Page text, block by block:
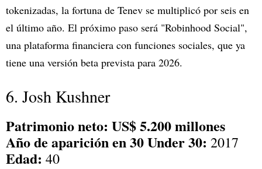
tokenizadas, la fortuna de Tenev se multiplicó por seis en
el último año. El próximo paso será "Robinhood Social",
una plataforma financiera con funciones sociales, que ya
tiene una versión beta prevista para 2026.
6. Josh Kushner
Patrimonio neto: US$ 5.200 millones
Año de aparición en 30 Under 30: 2017
Edad: 40